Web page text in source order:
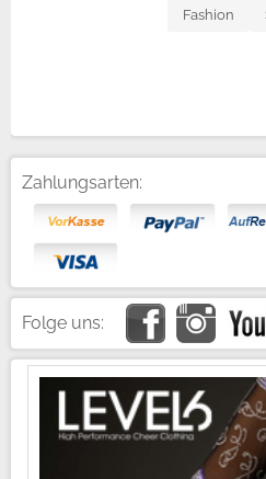
Fashion
Zahlungsarten:
Folge uns: